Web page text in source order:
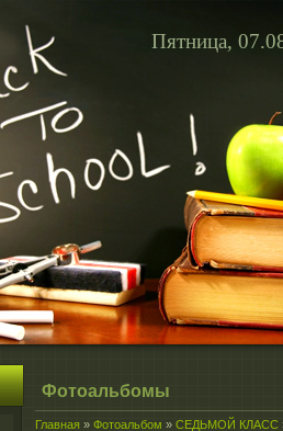
Пятница,
Фотоальбомы
Главная » Фотоальбом » СЕДЬМОЙ КЛАСС